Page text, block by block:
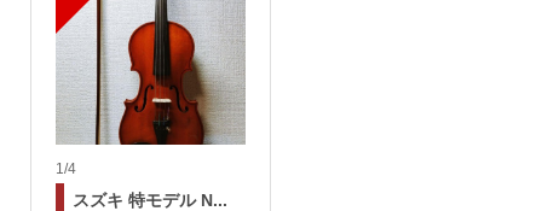
1/4
スズキ 特モデル N...